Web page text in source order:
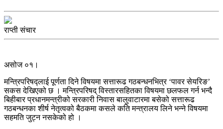
राप्ती संचार
असोज ०१।
मन्त्रिपरिषद्लाई पूर्णता दिने विषयमा सत्तारूढ गठबन्धनभित्र ‘पावर सेयरिङ’
सकस देखिएको छ । मन्त्रिपरिषद् विस्तारसहितका विषयमा छलफल गर्न भन्दै
बिहीबार प्रधानमन्त्रीको सरकारी निवास बालुवाटारमा बसेको सत्तारूढ
गठबन्धनका शीर्ष नेतृत्वको बैठकमा कसले कति मन्त्रालय लिने भन्ने विषयमा
सहमति जुट्न नसकेको हो ।